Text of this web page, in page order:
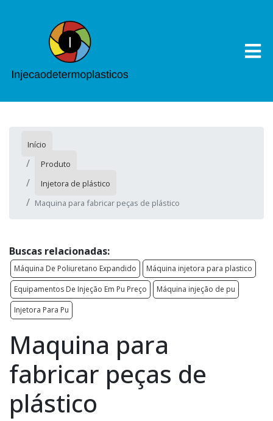
Início
Produto
Injetora de plástico
Maquina para fabricar peças de plástico
Buscas relacionadas:
Máquina De Poliuretano Expandido
Máquina injetora para plastico
Equipamentos De Injeção Em Pu Preço
Máquina injeção de pu
Injetora Para Pu
Maquina para
fabricar peças de
plástico